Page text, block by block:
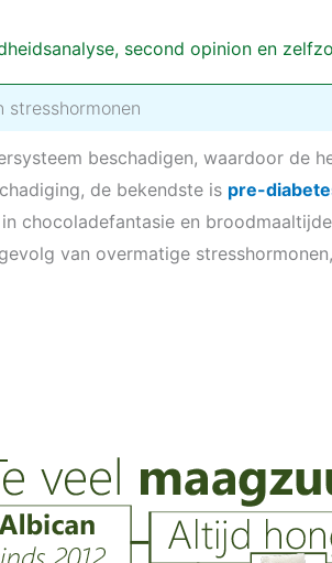
second opinion en
stresshormonen
beschadigen, waardoor de
de bekendste is pre-
chocoladefantasie en
van overmatige